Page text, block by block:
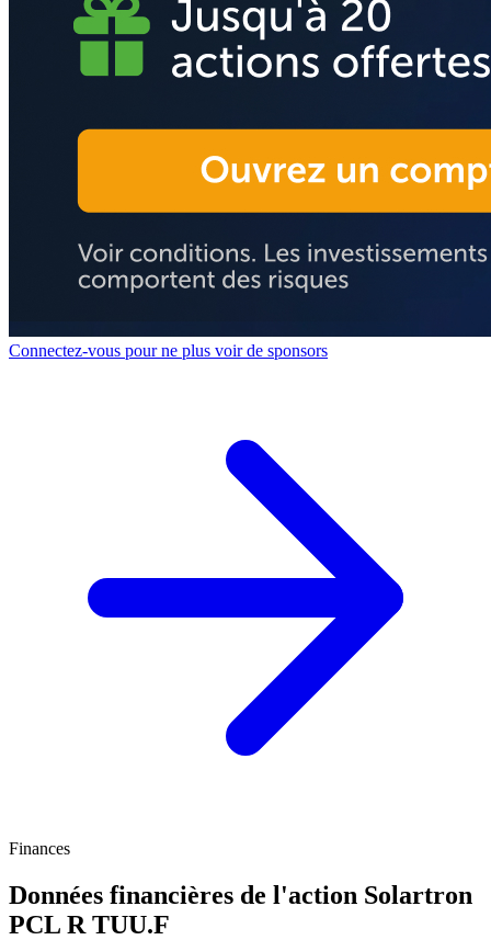
Connectez-vous pour ne plus voir de sponsors
Finances
Données financières de l'action Solartron
PCL R TUU.F